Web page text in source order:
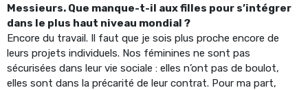
Messieurs. Que manque-t-il aux filles pour s’intégrer
dans le plus haut niveau mondial ?
Encore du travail. Il faut que je sois plus proche encore de
leurs projets individuels. Nos féminines ne sont pas
sécurisées dans leur vie sociale : elles n’ont pas de boulot,
elles sont dans la précarité de leur contrat. Pour ma part,